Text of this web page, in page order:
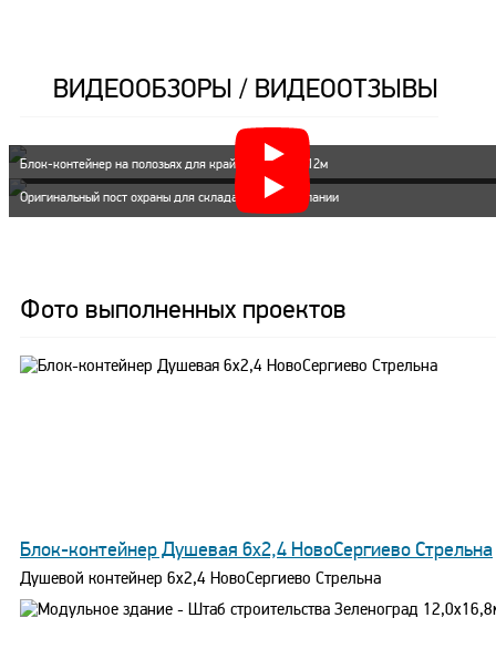
ВИДЕООБЗОРЫ / ВИДЕООТЗЫВЫ
Блок-контейнер на полозьях для крайнего севера 12м
Оригинальный пост охраны для склада мясной компании
Фото выполненных проектов
Блок-контейнер Душевая 6х2,4 НовоСергиево Стрельна
Душевой контейнер 6х2,4 НовоСергиево Стрельна